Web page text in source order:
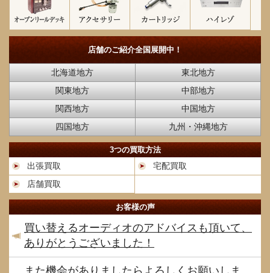
店舗のご紹介全国展開中！
北海道地方
東北地方
関東地方
中部地方
関西地方
中国地方
四国地方
九州・沖縄地方
3つの買取方法
出張買取
宅配買取
店舗買取
お客様の声
買い替えるオーディオのアドバイスも頂いて、
ありがとうございました！